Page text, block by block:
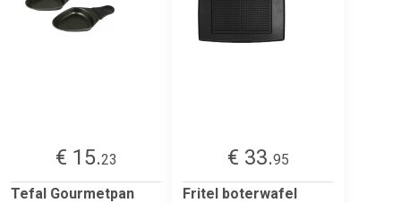
€ 15.23
Tefal Gourmetpan
€ 33.95
Fritel boterwafel